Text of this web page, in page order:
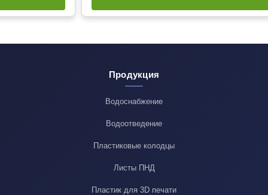
Продукция
Водоснабжение
Водоотведение
Пластиковые колодцы
Листы ПНД
Пластик для 3D печати